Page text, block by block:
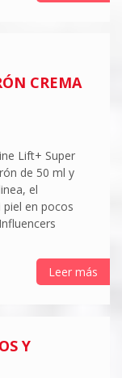
CREMA
Lift+ Super
de 50 ml y
el
en pocos
Leer más
Y